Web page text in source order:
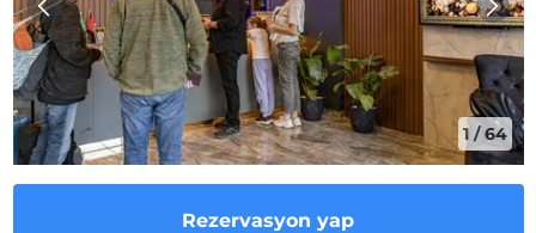
1 /64
Rezervasyon yap